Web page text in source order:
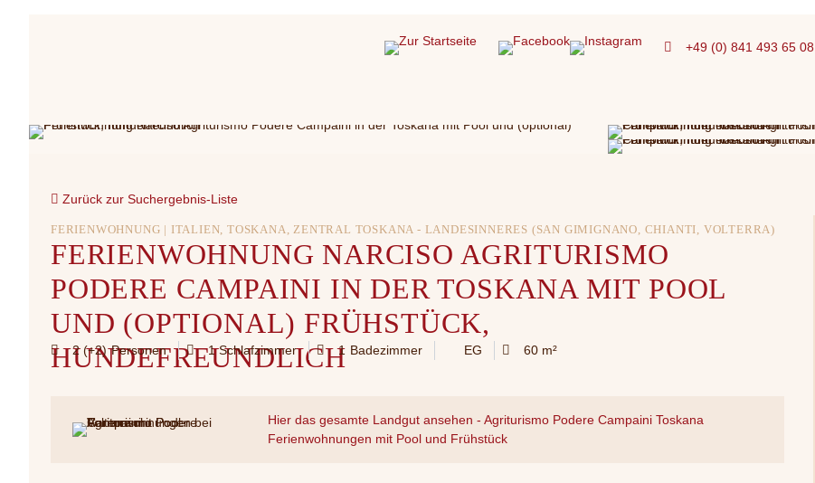
+49 (0) 841 493 65 08
Zurück zur Suchergebnis-Liste
FERIENWOHNUNG | ITALIEN, TOSKANA, ZENTRAL TOSKANA - LANDESINNERES (SAN GIMIGNANO, CHIANTI, VOLTERRA)
FERIENWOHNUNG NARCISO AGRITURISMO
PODERE CAMPAINI IN DER TOSKANA MIT POOL
UND (OPTIONAL) FRÜHSTÜCK,
HUNDEFREUNDLICH
Personen
2 (+2) Schlafzimmer
1 Badezimmer
1 EG 60 m²
Hier das gesamte Landgut ansehen - Agriturismo Podere Campaini Toskana
Ferienwohnungen mit Pool und Frühstück